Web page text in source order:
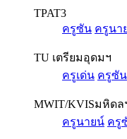
TPAT3
ครูซัน ครูนา
TU เตรียมอุดมฯ
ครูเด่น ครูซัน
MWIT/KVISมหิดล
ครูนายน์ ครู